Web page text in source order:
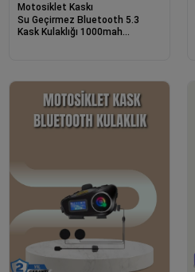
Motosiklet Kaskı
Su Geçirmez Bluetooth 5.3
Kask Kulaklığı 1000mah